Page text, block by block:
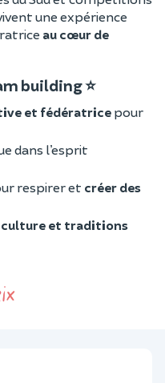
une expérience
au cœur de
building ⭐
et fédératrice pour
dans l’esprit
respirer et créer des
culture et traditions